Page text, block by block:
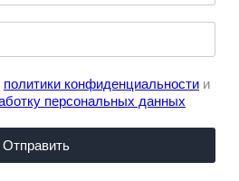
политики конфиденциальности и
персональных данных
Отправить